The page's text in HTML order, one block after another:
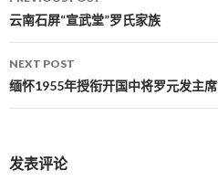
Post navigation
云南石屏“宣武堂”罗氏家族
NEXT POST
缅怀1955年授衔开国中将罗元发主席
发表评论